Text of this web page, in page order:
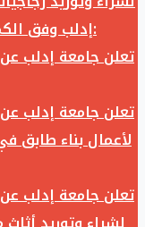
إدلب وفق الكميات والمواصفات المحددة أدناه:
تعلن جامعة إدلب
تعلن جامعة إدلب
لأعمال بناء طابق
تعلن جامعة إدلب